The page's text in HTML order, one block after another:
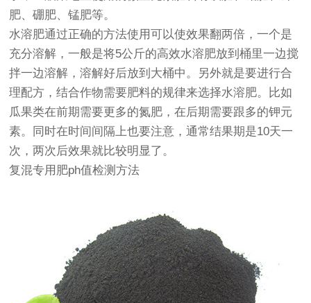
肥、硼肥、锰肥等。
水溶肥通过正确的方法使用可以使效果翻两倍，一个是
充分溶解，一般是将5公斤的高效水溶肥放到桶里一边搅
拌一边溶解，溶解好后放到大桶中。另外就是要进行合
理配方，结合作物需要肥料的规律来选择水溶肥。比如
瓜果类在前期需要更多的氮肥，在后期需要跟多的钾元
素。同时在时间间隔上也要注意，通常结果期是10天一
次，两次后效果就比较明显了。
复混专用肥ph值检测方法